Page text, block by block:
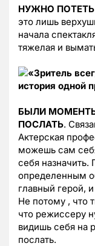
НУЖНО
это лишь
начала
тяжелая и
БЫЛИ
ПОСЛАТЬ.
Актерская
можешь сам
себя
определенным
главный герой,
Не потому , что
что режиссеру
видишь себя на
послать.